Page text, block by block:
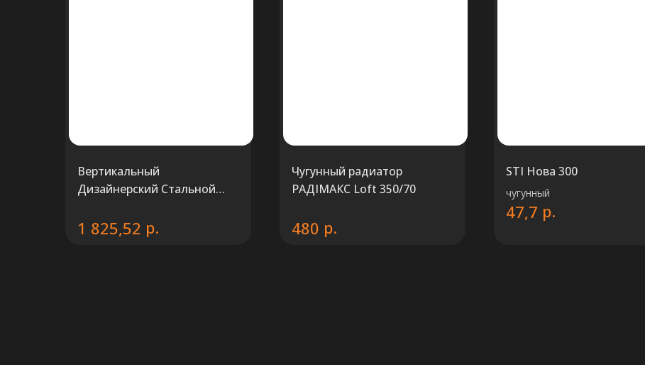
Вертикальный
Дизайнерский Стальной
1 825,52 р.
Чугунный радиатор
РАДIМАКС Loft 350/70
480 р.
STI Нова 300
чугунный
47,7 р.